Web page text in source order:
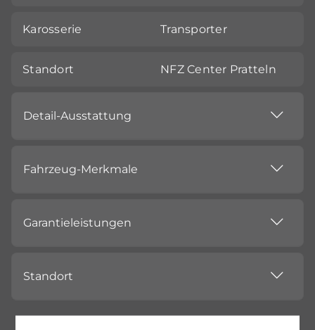
Karosserie Transporter
Standort NFZ Center Pratteln
Detail-Ausstattung
Fahrzeug-Merkmale
Garantieleistungen
Standort